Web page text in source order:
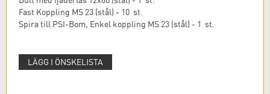
Fast Koppling MS 23 (stål) - 10 st.
Spira till PSI-Bom, Enkel koppling MS 23 (stål) - 1 st.
LÄGG I ÖNSKELISTA